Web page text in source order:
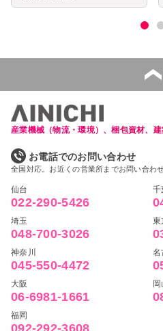
産業機械（物流・環境）、梱包資材、
お電話でのお問い合わせ
全国対応。お近くの営業所までお問い合わ
仙台
022-290-5426
千
埼玉
048-700-3026
東
神奈川
045-550-4472
名
大阪
06-6981-1661
岡
福岡